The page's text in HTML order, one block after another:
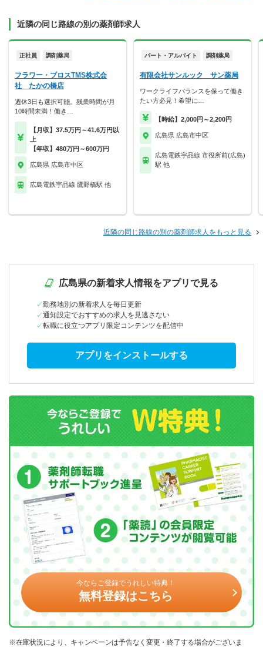
近隣の同じ路線の別の薬剤師求人
正社員 調剤薬局
フラワー・ブロスTMS株式会
社 たかの橋店
週休3日も選択可能。残業時間が月
10時間未満！働き…
【月収】37.5万円～41.6万円以
上
【年収】480万円～600万円
広島県 広島市中区
広島電鉄宇品線 鷹野橋駅 他
パート・アルバイト 調剤薬局
有限会社サンルック サン薬局
ワークライフバランスを保って働き
たい方必見！希望に…
【時給】2,000円～2,200円
広島県 広島市中区
広島電鉄宇品線 市役所前(広島)
駅 他
近隣の同じ路線の別の薬剤師求人をもっと見る
広島県の新着求人情報をアプリで見る
勤務地別の新着求人を毎日更新
通知設定でおすすめの求人を見逃さない
転職に役立つアプリ限定コンテンツを配信中
アプリをインストールする
今ならご登録でうれしい特典！
無料登録はこちら
※在庫状況により、キャンペーンは予告なく変更・終了する場合がございま